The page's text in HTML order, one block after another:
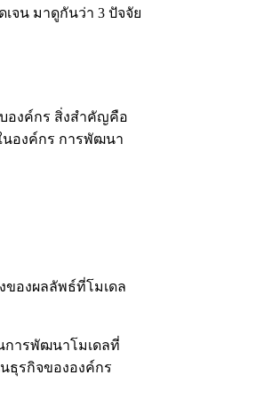
จน มาดูกันว่า 3 ปัจจัย
บองค์กร สิ่งสำคัญคือ
นองค์กร การพัฒนา
ของผลลัพธ์ที่โมเดล
การพัฒนาโมเดลที่
ธุรกิจขององค์กร